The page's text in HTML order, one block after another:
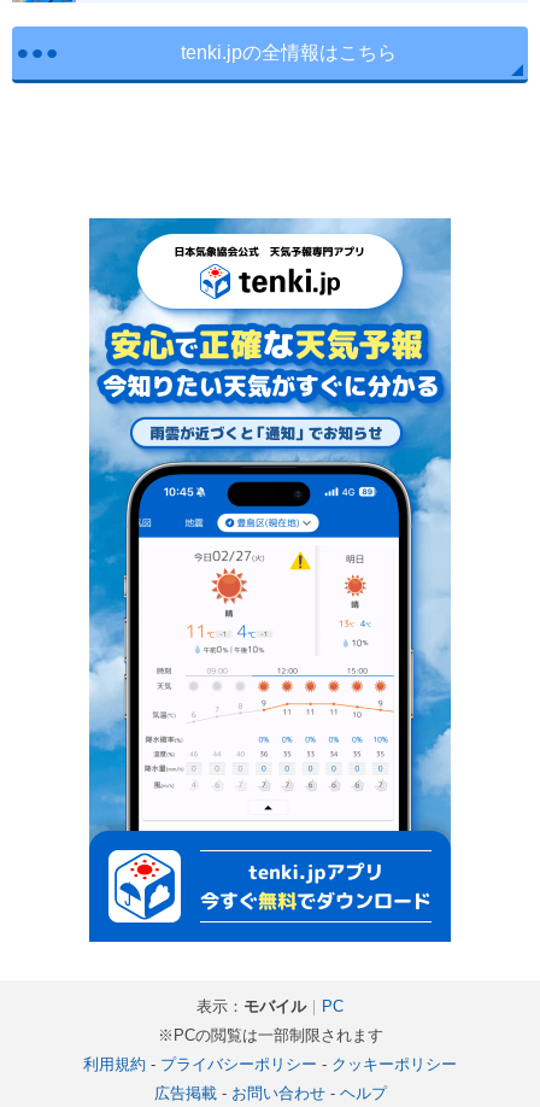
tenki.jpの全情報はこちら
表示： モバイル｜ PC
※PCの閲覧は一部制限されます
利用規約 - プライバシーポリシー - クッキーポリシー
広告掲載- お問い合わせ- ヘルプ